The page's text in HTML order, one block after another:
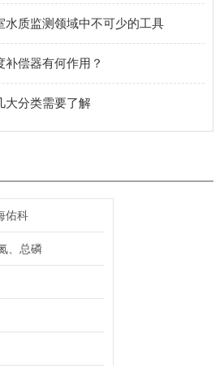
水质监测领域中不可少的工具
补偿器有何作用？
大分类需要了解
佑科
、总磷